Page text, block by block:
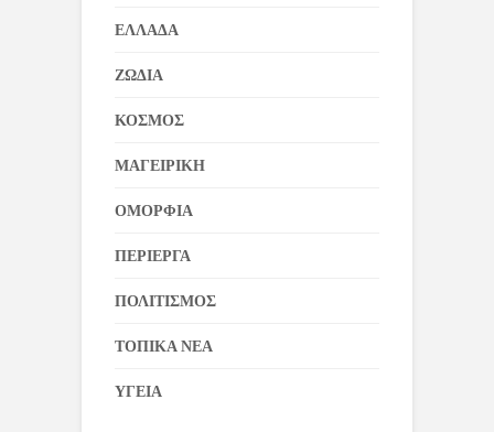
ΕΛΛΑΔΑ
ΖΩΔΙΑ
ΚΟΣΜΟΣ
ΜΑΓΕΙΡΙΚΗ
ΟΜΟΡΦΙΑ
ΠΕΡΙΕΡΓΑ
ΠΟΛΙΤΙΣΜΟΣ
ΤΟΠΙΚΑ ΝΕΑ
ΥΓΕΙΑ